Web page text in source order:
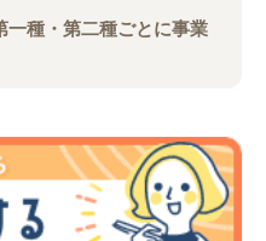
一種・第二種ごとに事業